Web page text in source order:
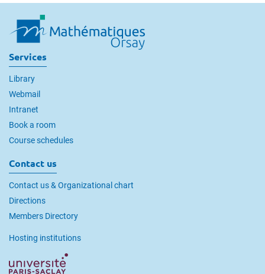
Services
Library
Webmail
Intranet
Book a room
Course schedules
Contact us
Contact us & Organizational chart
Directions
Members Directory
Hosting institutions